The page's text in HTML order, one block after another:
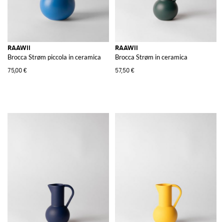
RAAWII
Brocca Strøm piccola in ceramica
75,00 €
RAAWII
Brocca Strøm in ceramica
57,50 €